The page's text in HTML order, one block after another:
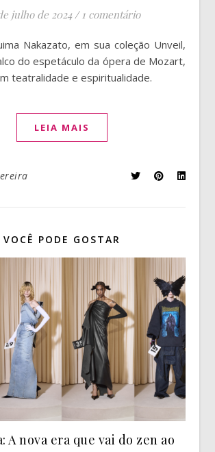
julho de 2024 / 1 comentário
do espetáculo da ópera de Mozart,
teatralidade e espiritualidade.
LEIA MAIS
VOCÊ PODE GOSTAR
A nova era que vai do zen ao